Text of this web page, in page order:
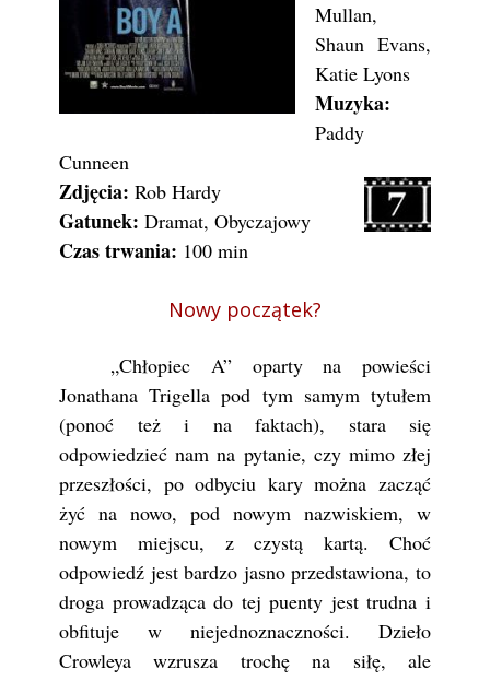
Mullan,
Shaun Evans,
Katie Lyons
Muzyka:
Paddy
Cunneen
Zdjęcia: Rob Hardy
Gatunek: Dramat, Obyczajowy
Czas trwania: 100 min
Nowy początek?
„Chłopiec A” oparty na powieści
Jonathana Trigella pod tym samym tytułem
(ponoć też i na faktach), stara się
odpowiedzieć nam na pytanie, czy mimo złej
przeszłości, po odbyciu kary można zacząć
żyć na nowo, pod nowym nazwiskiem, w
nowym miejscu, z czystą kartą. Choć
odpowiedź jest bardzo jasno przedstawiona, to
droga prowadząca do tej puenty jest trudna i
obfituje w niejednoznaczności. Dzieło
Crowleya wzrusza trochę na siłę, ale